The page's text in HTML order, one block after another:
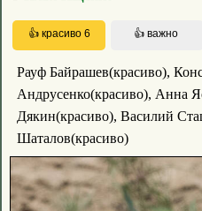
Рауф Байрашев(красиво),
Андрусенко(красиво), Анна
Дякин(красиво), Василий
Шаталов(красиво)